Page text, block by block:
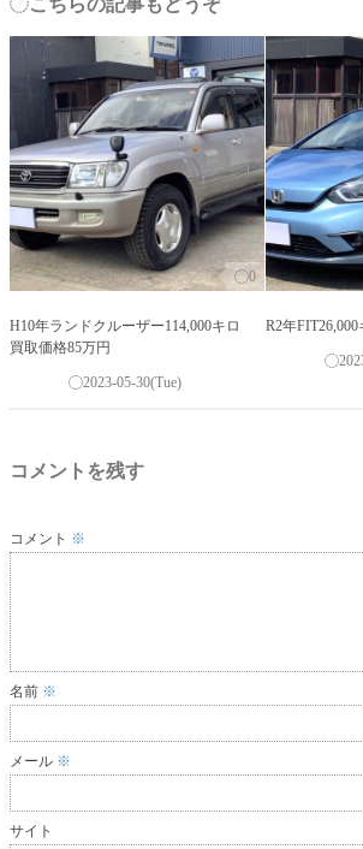
こちらの記事もどうぞ
0
H10年ランドクルーザー114,000キロ
買取価格85万円
2023-05-30(Tue)
R2年
コメントを残す
コメント ※
名前 ※
メール ※
サイト